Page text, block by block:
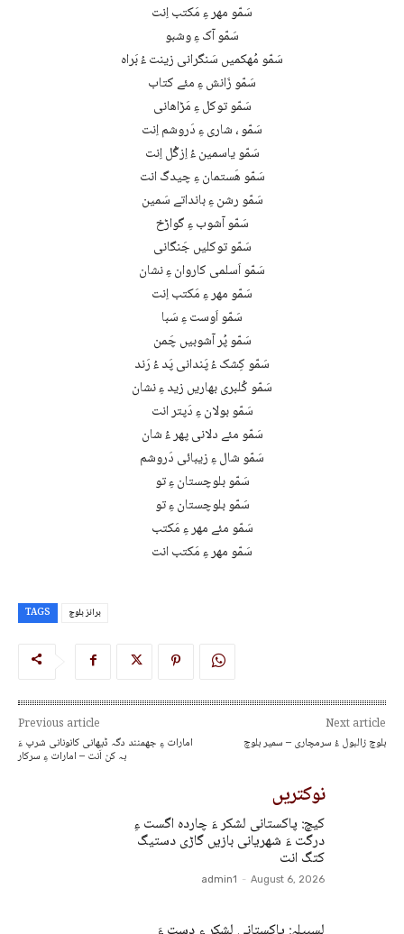
سَمّو مھر ءِ مَکتب اِنت
سَمّو آک ءِ وشبو
سَمّو مُھکمیں سَنگرانی زینت ءُ بَراہ
سَمّو زَانش ءِ مئے کتاب
سَمّو توکل ءِ مَڑاھانی
سَمّو ، شاری ءِ دَروشم اِنت
سَمّو یاسمین ءُ اِزگُل اِنت
سَمّو ھَستمان ءِ چیدگ انت
سَمّو رشن ءِ بانداتے سَمین
سَمّو آشوب ءِ گواڑخ
سَمّو توکلیں جَنگانی
سَمّو اَسلمی کاروان ءِ نشان
سَمّو مھر ءِ مَکتب اِنت
سَمّو اَوست ءِ سَبا
سَمّو پُر آشوبیں چَمن
سَمّو کِشک ءُ پَندانی پَد ءُ رَند
سَمّو کُلبری بھاریں زید ءِ نشان
سَمّو بولان ءِ دَپتر انت
سَمّو مئے دلانی پھر ءُ شان
سَمّو شال ءِ زیبائی دَروشم
سَمّو بلوچستان ءِ تو
سَمّو بلوچستان ءِ تو
سَمّو مئے مھر ءِ مَکتب
سَمّو مھر ءِ مَکتب انت
TAGS برانز بلوچ
Previous article
امارات ءِ جھمنند دگہ ڈیھانی کانونانی شرپ ءَ
بہ کن اَنت – امارات ءِ سرکار
Next article
بلوچ زالبول ءُ سرمچاری – سمیر بلوچ
نوکتریں
کیچ: پاکستانی لشکر ءَ چاردہ اگست ءِ
درگت ءَ شھریانی بازیں گاڑی دستیگ
کتگ انت
admin1 - August 6, 2026